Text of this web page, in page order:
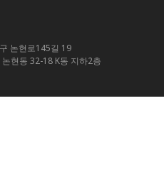
논현로145길 19
현동 32-18 K동 지하2층